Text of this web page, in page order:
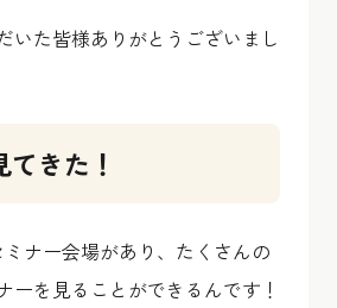
いた皆様ありがとうございまし
きた！
ナー会場があり、たくさんの
ーを見ることができるんです！